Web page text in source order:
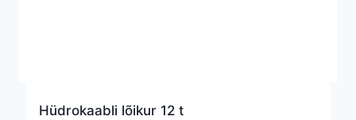
Hüdrokaabli lõikur 12 t